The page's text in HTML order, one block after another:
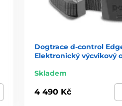
Dogtrace d-control
Elektronický výcvikový
Skladem
4 490 Kč